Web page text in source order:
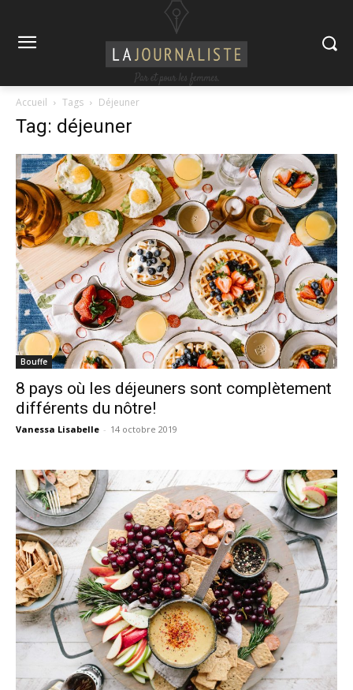
Accueil Tags Déjeuner
Tag: déjeuner
Bouffe
8 pays où les déjeuners sont complètement
différents du nôtre!
Vanessa Lisabelle - 14 octobre 2019